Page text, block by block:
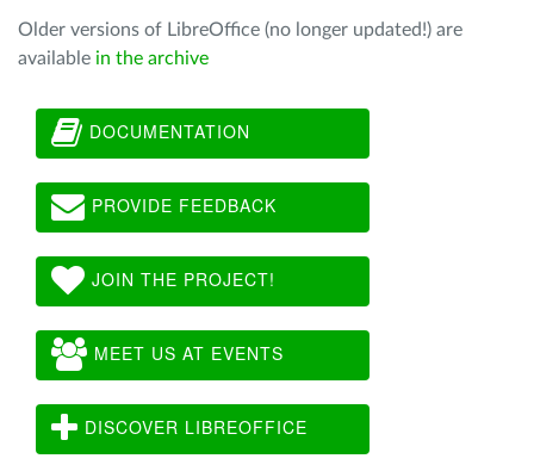
Older versions of LibreOffice (no longer updated!) are
available in the archive
DOCUMENTATION
PROVIDE FEEDBACK
JOIN THE PROJECT!
MEET US AT EVENTS
DISCOVER LIBREOFFICE